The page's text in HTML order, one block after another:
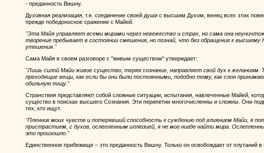
- преданность Вишну.
Духовная реализация, т.е. соединение своей души с высшим Духом, венец всех этих
прежде победоносное сражение с Майей.
"Эта Майя управляет всеми мирами через невежество и страх, но сама она
творение пребывает в состоянии смешения, но познай, что без обращения к высшему
утешения."
Сама Майя в своем разговоре с "живым существом" утверждает:
"Лишь силой Майи живое существо, теряя сознание, направляет свой дух к желаниям.
преходящие вещи, как если бы они были постоянными, подобно тому, как слон
обильную пищу."
Странствия представляют собой сложные ситуации, испытания, навлеченные Майей,
существо в поисках высшего Сознания. Эти перипетии многочисленны и сложны. Они
тех, кто ищут.
"Пленник моих чувств и потерявший способность к суждению под влиянием Майи, я
пристрастием, с духов, ослепленным иллюзией, я не мог нигде найти мира.
это произошло."
Единственное прибежище – это преданность Вишну. Только он освобождает от плутаний